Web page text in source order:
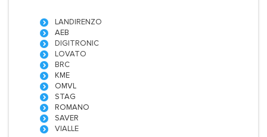
LANDIRENZO
AEB
DIGITRONIC
LOVATO
BRC
KME
OMVL
STAG
ROMANO
SAVER
VIALLE